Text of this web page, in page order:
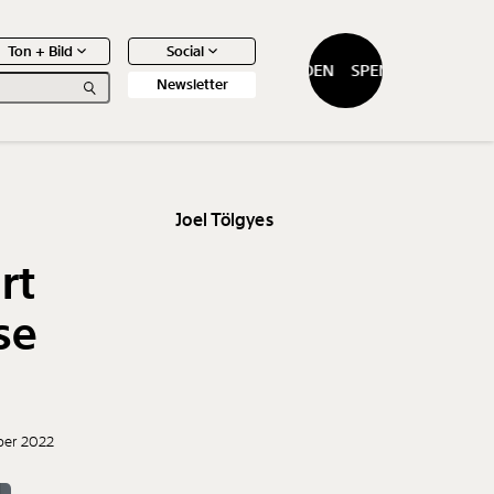
Ton + Bild
Social
Newsletter
SPENDEN SPENDEN
2022
Joel Tölgyes